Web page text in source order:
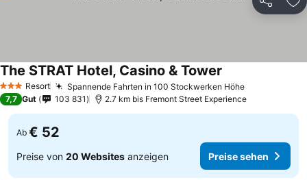
Teilen
3 SterneResort Spannende Fahrten in 100 Stockwerken Höhe
The STRAT Hotel, Casino & Tower
7,7 Gut 103 831 2.7 km bis Fremont Street Experience
Ab € 52
Preise von 20 Websites anzeigen Preise sehen